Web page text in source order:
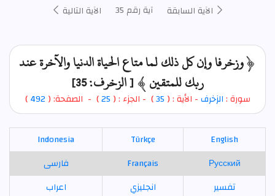
الآية السابقة آية رقم 35 الآية التالية
﴿ وزخرفا وإن كل ذلك لما متاع الحياة الدنيا والآخرة عند
ربك للمتقين ﴾ [ الزخرف: 35]
سورة :الزخرف- الأية : ( 35
) - الجزء : ( 25) - الصفحة: ( 492
)
English
Türkçe
Indonesia
Русский
Français
فارسی
تفسير
انجليزي اعراب